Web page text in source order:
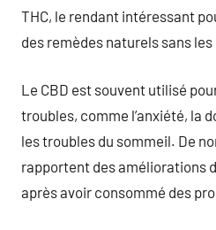
THC, le rendant intéressant
des remèdes naturels sans
Le CBD est souvent utilisé
troubles, comme l’anxiété, la
les troubles du sommeil. De
rapportent des améliorations
après avoir consommé des